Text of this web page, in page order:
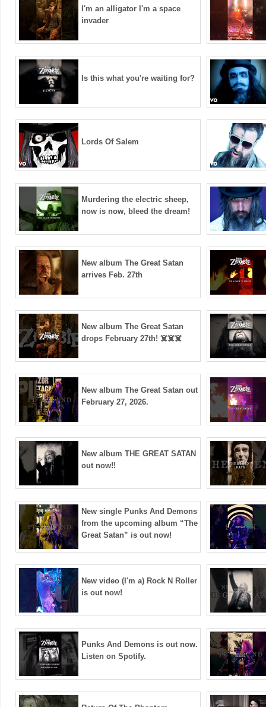
I'm an alligator I'm a space
invader
Is this what you're waiting for?
Lords Of Salem
Murdering the electric sheep,
now is now, bleed the dream!
New album The Great Satan
arrives Feb. 27th
New album The Great Satan
drops February 27th! ☠️☠️☠️
New album The Great Satan out
February 27, 2026.
New album THE GREAT SATAN
out now!!
New single Punks And Demons
from the upcoming album “The
Great Satan” is out now!
New video (I'm a) Rock N Roller
is out now!
Punks And Demons is out now.
Listen on Spotify.